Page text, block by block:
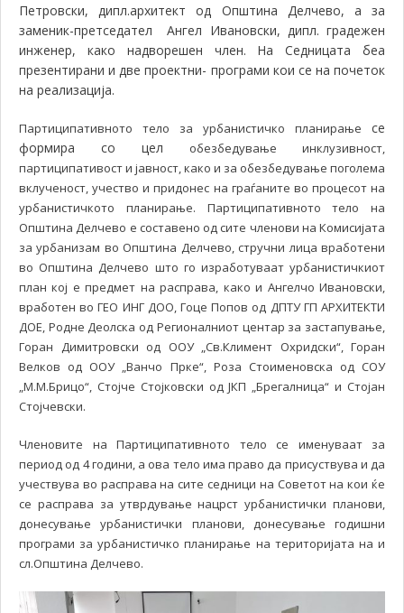
Петровски, дипл.архитект од Општина Делчево, а за
заменик-претседател Ангел Ивановски, дипл. градежен
инженер, како надворешен член. На Седницата беа
презентирани и две проектни- програми кои се на почеток
на реализација.
Партиципативното тело за урбанистичко планирање се
формира со цел обезбедување инклузивност,
партиципативост и јавност, како и за обезбедување поголема
вклученост, учество и придонес на граѓаните во процесот на
урбанистичкото планирање. Партиципативното тело на
Општина Делчево е составено од сите членови на Комисијата
за урбанизам во Општина Делчево, стручни лица вработени
во Општина Делчево што го изработуваат урбанистичкиот
план кој е предмет на расправа, како и Ангелчо Ивановски,
вработен во ГЕО ИНГ ДОО, Гоце Попов од ДПТУ ГП АРХИТЕКТИ
ДОЕ, Родне Деолска од Регионалниот центар за застапување,
Горан Димитровски од ООУ „Св.Климент Охридски“, Горан
Велков од ООУ „Ванчо Прке“, Роза Стоименовска од СОУ
„М.М.Брицо“, Стојче Стојковски од ЈКП „Брегалница“ и Стојан
Стојчевски.
Членовите на Партиципативното тело се именуваат за
период од 4 години, а ова тело има право да присуствува и да
учествува во расправа на сите седници на Советот на кои ќе
се расправа за утврдување нацрст урбанистички планови,
донесување урбанистички планови, донесување годишни
програми за урбанистичко планирање на територијата на и
сл.Општина Делчево.